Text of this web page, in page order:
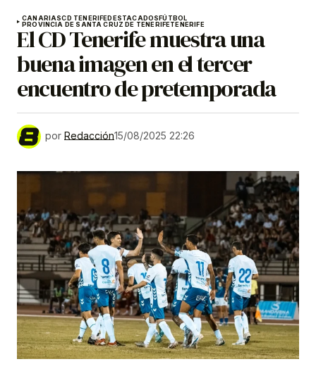
CANARIASCD TENERIFEDESTACADOSFÚTBOL
PROVINCIA DE SANTA CRUZ DE TENERIFETENERIFE
El CD Tenerife muestra una
buena imagen en el tercer
encuentro de pretemporada
por Redacción15/08/2025 22:26